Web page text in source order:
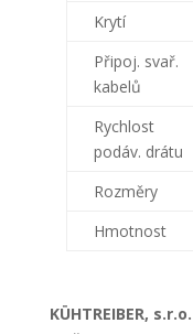
Krytí
Připoj. svař.
kabelů
Rychlost
podáv. drátu
Rozměry
Hmotnost
KÜHTREIBER, s.r.o.